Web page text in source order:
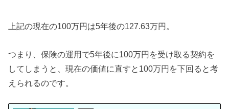
上記の現在の100万円は5年後の127.63万円。
つまり、保険の運用で5年後に100万円を受け取る契約を
してしまうと、現在の価値に直すと100万円を下回ると考
えられるのです。